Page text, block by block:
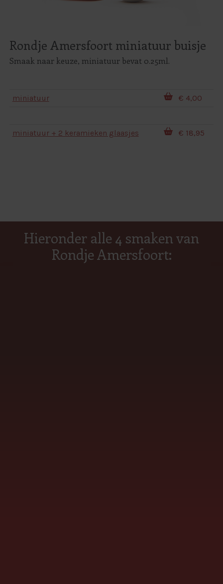
Rondje Amersfoort miniatuur buisje
Smaak naar keuze, miniatuur bevat 0.25ml.
miniatuur € 4,00
miniatuur + 2 keramieken glaasjes € 18,95
Hieronder alle 4 smaken van
Rondje Amersfoort: